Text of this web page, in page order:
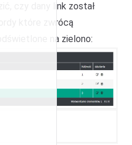
czy dany link został
które zwrócą
na zielono: